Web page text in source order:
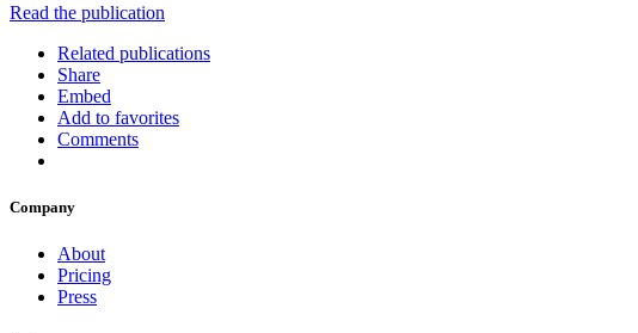
Read the publication
Related publications
Share
Embed
Add to favorites
Comments
Company
About
Pricing
Press